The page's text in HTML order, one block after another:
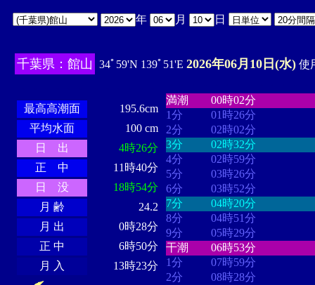
年 月 日
千葉県：館山 34ﾟ59'N 139ﾟ51'E 2026年06月10日(水) 使
最高高潮面
195.6cm
平均水面
100 cm
日 出
4時26分
正 中
11時40分
日 没
18時54分
月 齢
24.2
月 出
0時28分
正 中
6時50分
月 入
13時23分
満潮
00時02分
1分
01時26分
2分
02時02分
3分
02時32分
4分
02時59分
5分
03時26分
6分
03時52分
7分
04時20分
8分
04時51分
9分
05時29分
干潮
06時53分
1分
07時59分
2分
08時28分